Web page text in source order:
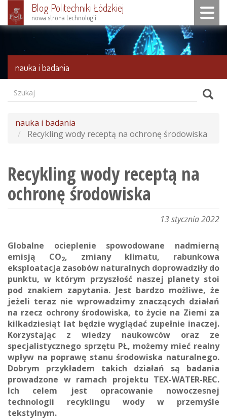
Przejdź
treści
Blog Politechniki Łódzkiej
nowa strona technologii
Toggle
nauka i badania
Formularz
wyszukiwania
Szukaj
nauka i badania
Recykling wody receptą na ochronę środowiska
Recykling wody receptą na
ochronę środowiska
13 stycznia 2022
Globalne ocieplenie spowodowane nadmierną
emisją CO2, zmiany klimatu, rabunkowa
eksploatacja zasobów naturalnych doprowadziły do
punktu, w którym przyszłość naszej planety stoi
pod znakiem zapytania. Jest bardzo możliwe, że
jeżeli teraz nie wprowadzimy znaczących działań
na rzecz ochrony środowiska, to życie na Ziemi za
kilkadziesiąt lat będzie wyglądać zupełnie inaczej.
Korzystając z wiedzy naukowców oraz ze
specjalistycznego sprzętu PŁ, możemy mieć realny
wpływ na poprawę stanu środowiska naturalnego.
Dobrym przykładem takich działań są badania
prowadzone w ramach projektu TEX-WATER-REC.
Ich celem jest opracowanie nowoczesnej
technologii recyklingu wody w przemyśle
tekstylnym.